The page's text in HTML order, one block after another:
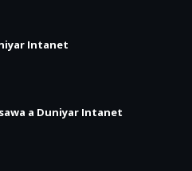
Intanet
a Duniyar Intanet